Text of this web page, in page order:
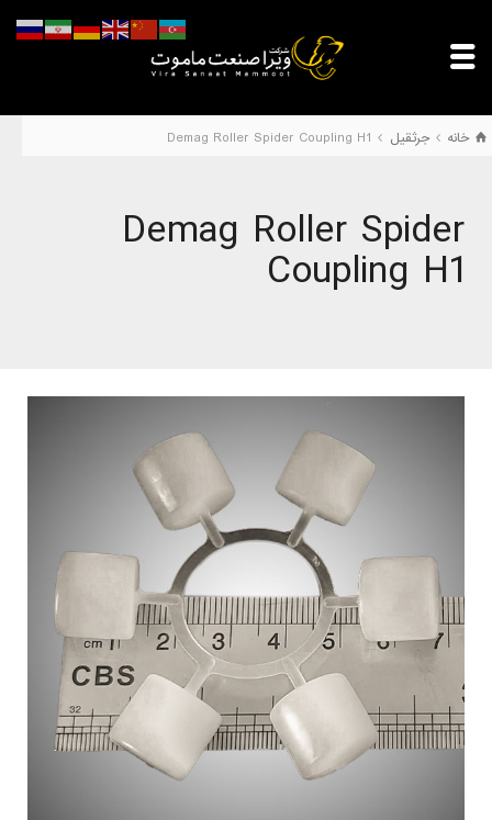
خانه جرثقیل Demag Roller Spider Coupling H1
Demag Roller Spider
Coupling H1